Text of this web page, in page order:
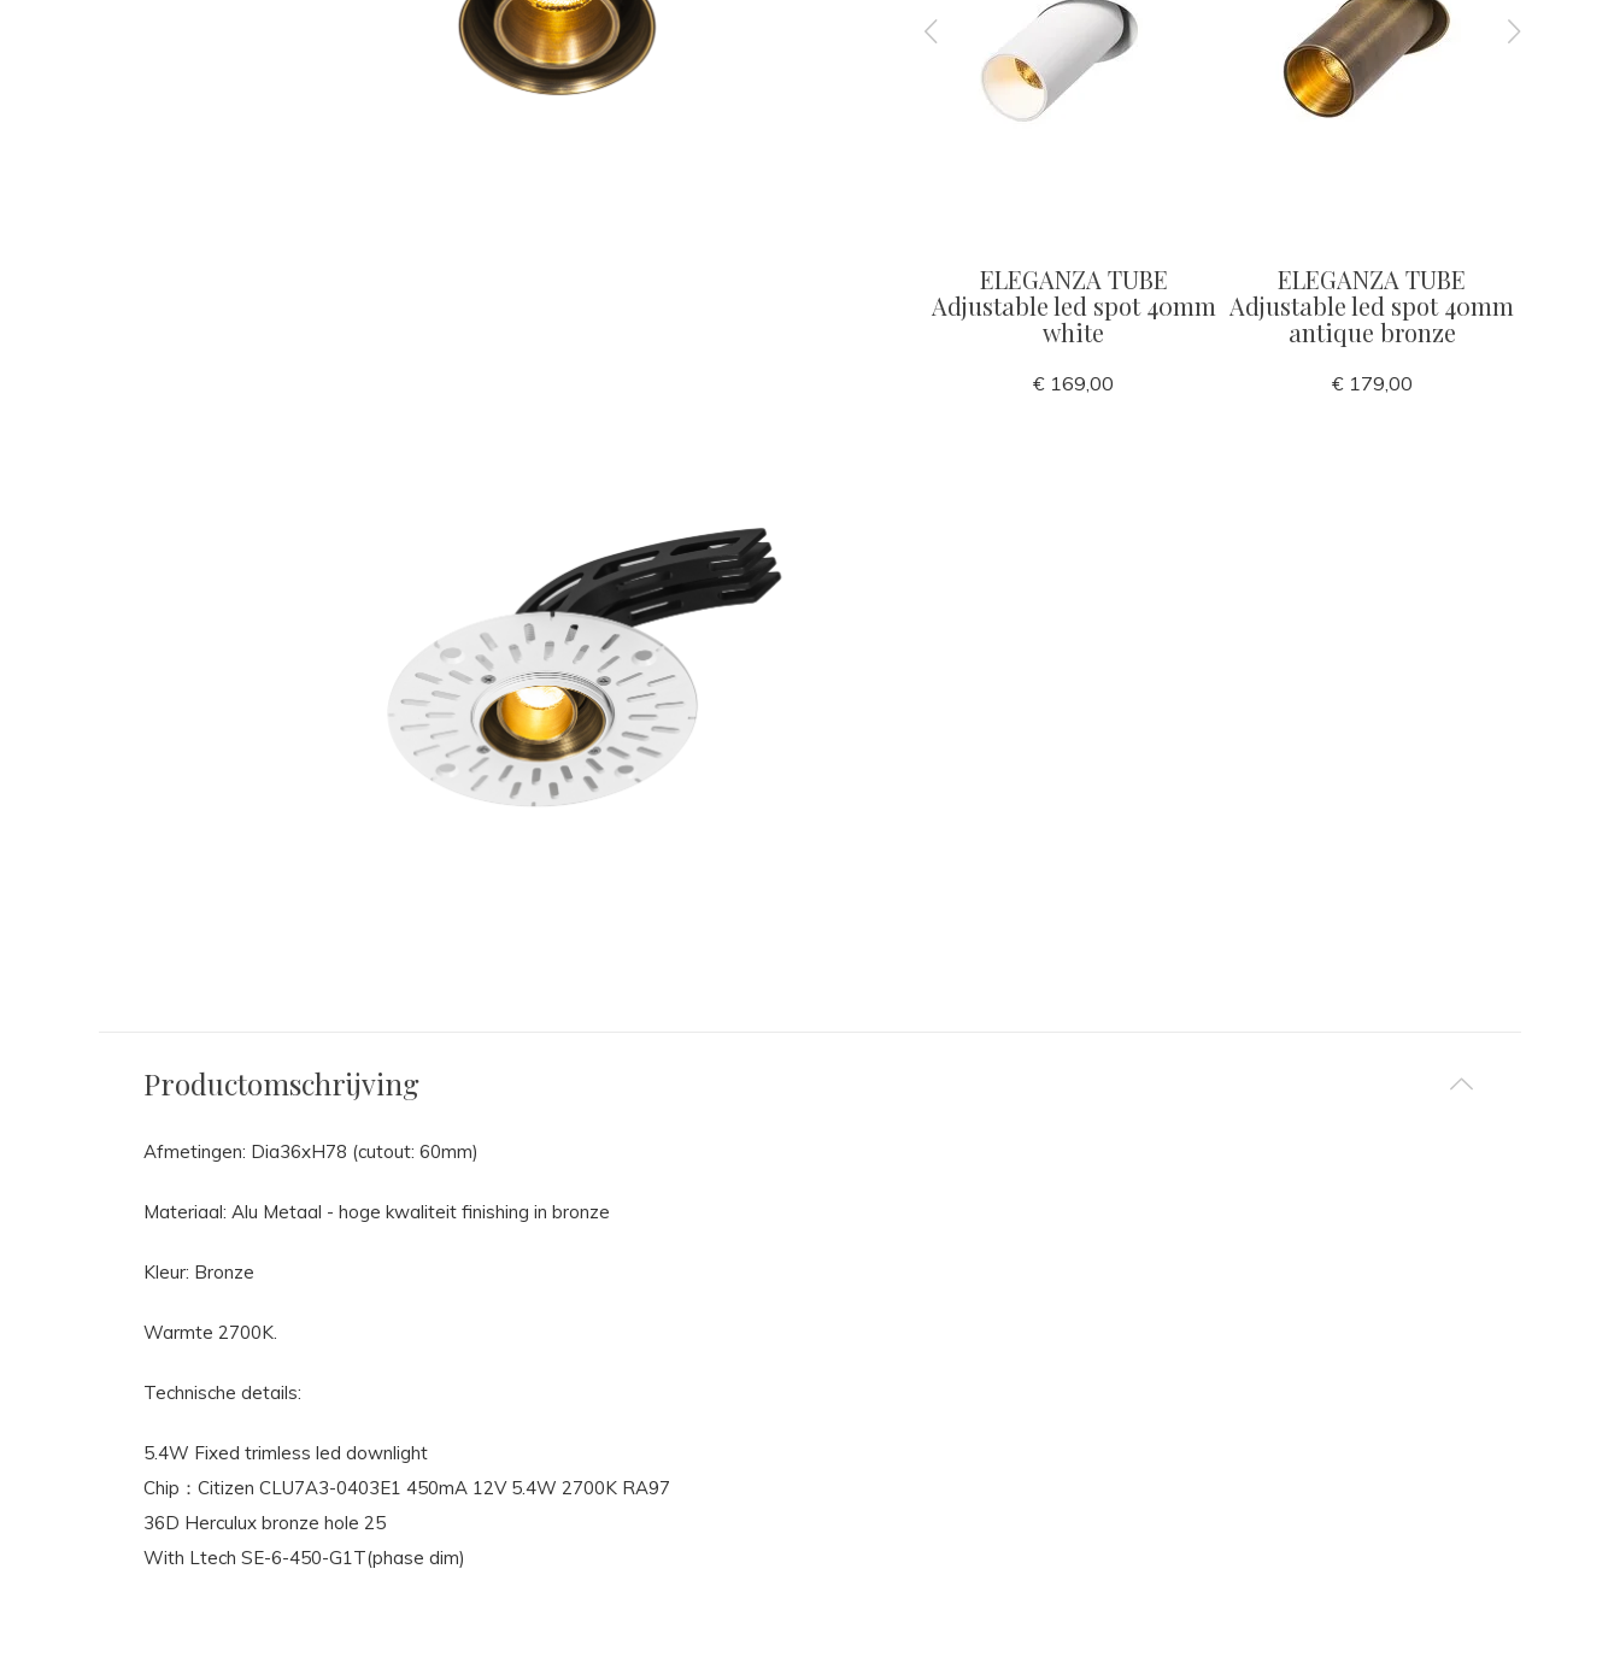
ELEGANZA TUBE
Adjustable led spot 40mm
white
€ 169,00
ELEGANZA TUBE
Adjustable led spot 40mm
antique bronze
€ 179,00
Productomschrijving
Afmetingen: Dia36xH78 (cutout: 60mm)
Materiaal: Alu Metaal - hoge kwaliteit finishing in bronze
Kleur: Bronze
Warmte 2700K.
Technische details:
5.4W Fixed trimless led downlight
Chip：Citizen CLU7A3-0403E1 450mA 12V 5.4W 2700K RA97
36D Herculux bronze hole 25
With Ltech SE-6-450-G1T(phase dim)